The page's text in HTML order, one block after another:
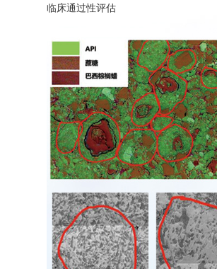
临床通过性评估